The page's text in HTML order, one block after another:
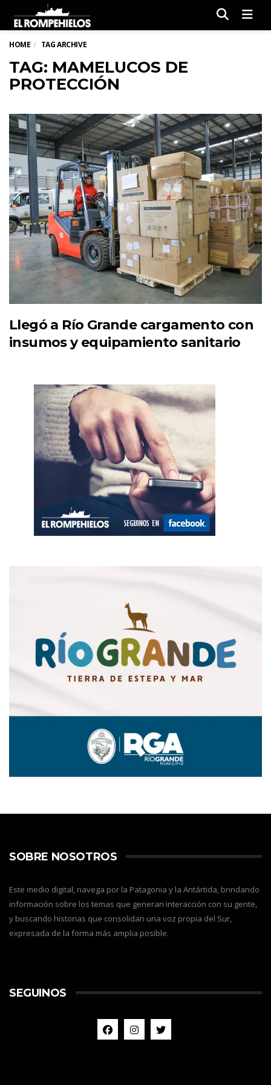
HOME TAG ARCHIVE
TAG: MAMELUCOS DE
PROTECCIÓN
Llegó a Río Grande cargamento con
insumos y equipamiento sanitario
SOBRE NOSOTROS
Este medio digital, navega por la Patagonia y la Antártida, brindando
información sobre los temas que generan interacción con su gente,
y buscando historias que consolidan una voz propia del Sur,
expresada de la forma más amplia posible.
SEGUINOS